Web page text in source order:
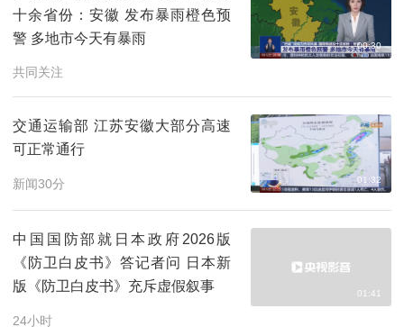
十余省份：安徽 发布暴雨橙色预
警 多地市今天有暴雨
共同关注
00:30
交通运输部 江苏安徽大部分高速
可正常通行
新闻30分 01:32
中国国防部就日本政府2026版
《防卫白皮书》答记者问 日本新
版《防卫白皮书》充斥虚假叙事
24小时
01:41